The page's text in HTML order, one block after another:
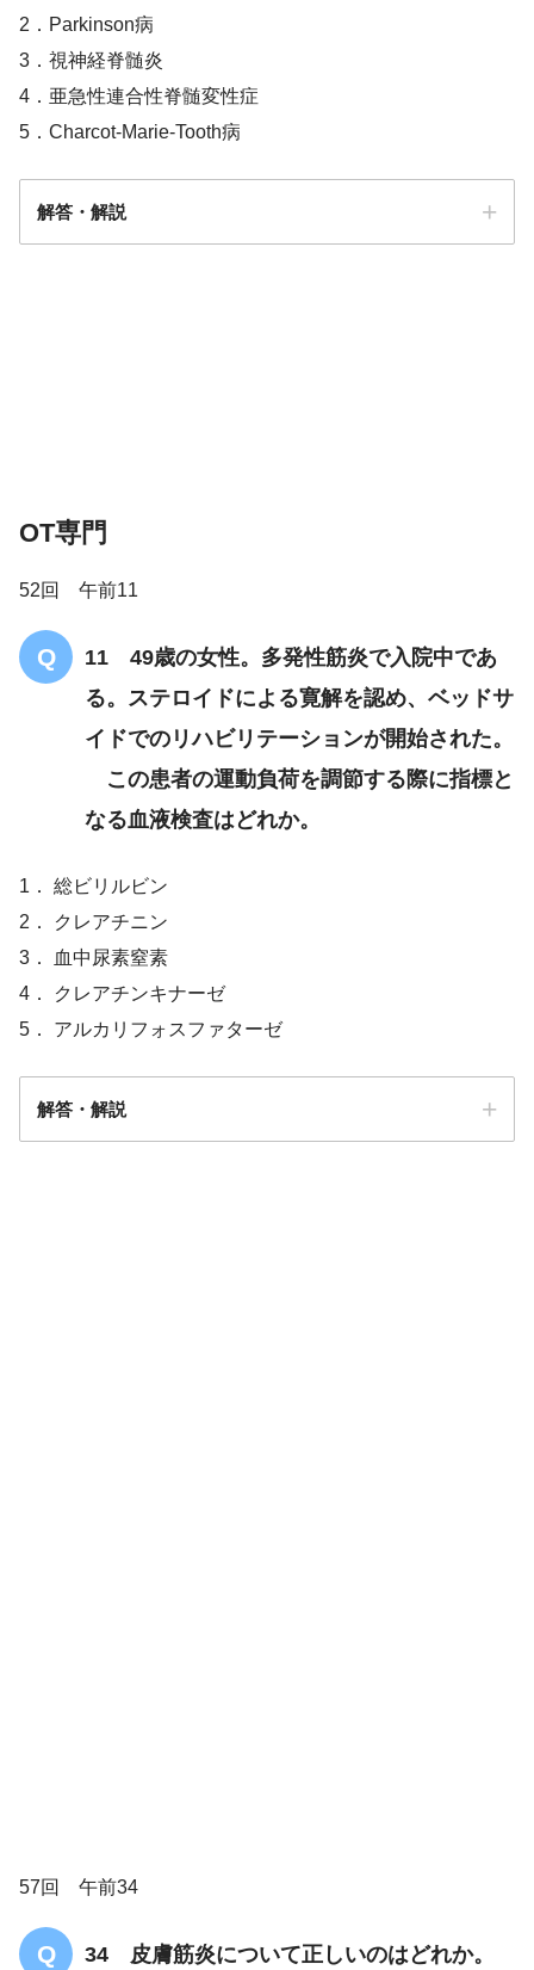
2．Parkinson病
3．視神経脊髄炎
4．亜急性連合性脊髄変性症
5．Charcot-Marie-Tooth病
解答・解説
13 多発性硬化症／視神経脊髄炎
OT専門
52回 午前11
11 49歳の女性。多発性筋炎で入院中であ
る。ステロイドによる寛解を認め、ベッドサ
イドでのリハビリテーションが開始された。
この患者の運動負荷を調節する際に指標と
なる血液検査はどれか。
1． 総ビリルビン
2． クレアチニン
3． 血中尿素窒素
4． クレアチンキナーゼ
5． アルカリフォスファターゼ
解答・解説
57回 午前34
34 皮膚筋炎について正しいのはどれか。